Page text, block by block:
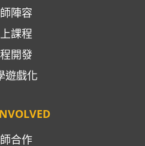
陣容
課程
開發
遊戲化
合作